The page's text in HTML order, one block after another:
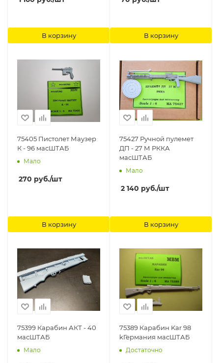
В корзину В корзину
75405 Пистолет Маузер
К - 96 масШТАБ
Мало
270 руб./шт
В корзину
75427 Ручной пулемет
ДП - 27 М РККА
масШТАБ
Мало
2 140 руб./шт
В корзину
75399 Карабин АКТ - 40
масШТАБ
Мало
75389 Карабин Kar 98
kГермания масШТАБ
Достаточно